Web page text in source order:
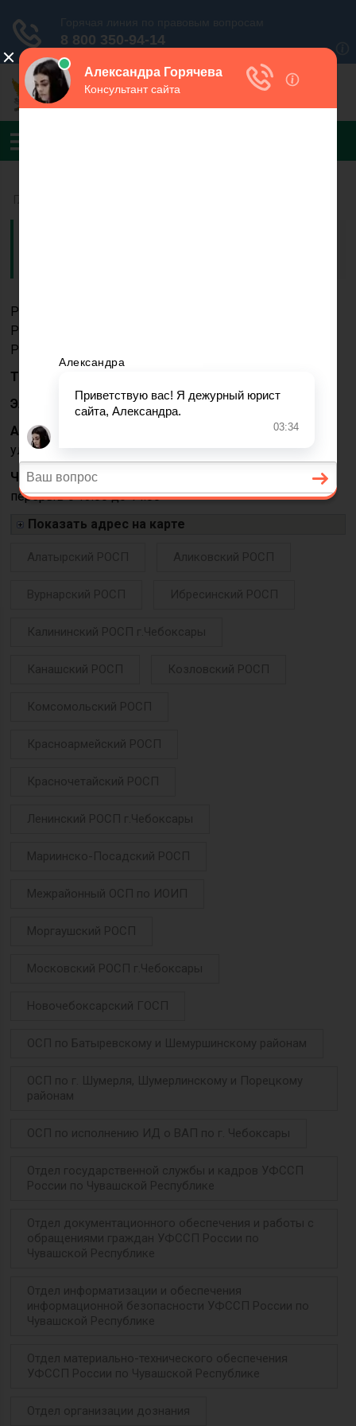
Руководитель УФССП России по Чувашской
Республике — главный судебный пристав Чувашской
Республики
Телефон:
Электронная почта:mail@r21.fssprus.ru
Адрес:
428000, Чувашская Республика, г. Чебоксары,
ул. Энтузиастов, д. 34А
Часы приёма:Понедельник — пятница с 9.00 до 18.00,
перерыв с 13.00 до 14.00
Показать адрес на карте
Калининский РОСП г.Чебоксары
Канашский РОСП Козловский РОСП
Комсомольский РОСП
Красноармейский РОСП
Красночетайский РОСП
Ленинский РОСП г.Чебоксары
Мариинско-Посадский РОСП
Межрайонный ОСП по ИОИП
Моргаушский РОСП
Московский РОСП г.Чебоксары
Новочебоксарский ГОСП
ОСП по Батыревскому и Шемуршинскому районам
ОСП по г. Шумерля, Шумерлинскому и Порецкому
районам
ОСП по исполнению ИД о ВАП по г. Чебоксары
Отдел государственной службы и кадров УФССП
России по Чувашской Республике
Отдел документационного обеспечения и работы с
обращениями граждан УФССП России по
Чувашской Республике
Отдел информатизации и обеспечения
информационной безопасности УФССП России по
Чувашской Республике
Отдел материально-технического обеспечения
УФССП России по Чувашской Республике
Отдел организации дознания